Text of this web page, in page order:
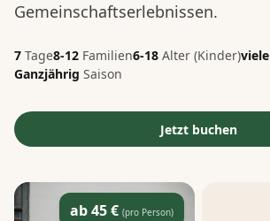
Gemeinschaftserlebnissen.
7 Tage8-12 Familien6-18 Alter (Kinder)viele
Ganzjährig Saison
Jetzt buchen
ab 45 € (pro Person)